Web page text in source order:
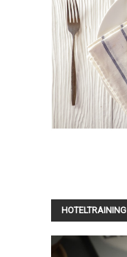
HOTELTRAINING